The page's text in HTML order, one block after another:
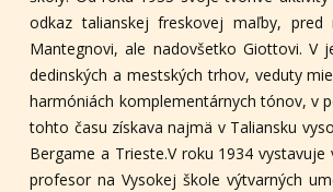
odkaz talianskej freskovej maľby, pred
Mantegnovi, ale nadovšetko Giottovi. V
dedinských a mestských trhov, veduty
harmóniách komplementárnych tónov, v
tohto času získava najmä v Taliansku
Bergame a Trieste.V roku 1934
profesor na Vysokej škole výtvarných